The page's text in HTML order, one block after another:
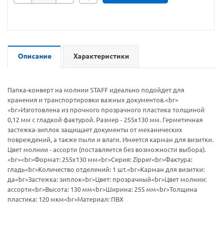
Описание Характеристики
Папка-конверт на молнии STAFF идеально подойдет для
хранения и транспортировки важных документов.<br>
<br>Изготовлена из прочного прозрачного пластика толщиной
0,12 мм с гладкой фактурой. Размер - 255х130 мм. Герметичная
застежка-зиплок защищает документы от механических
повреждений, а также пыли и влаги. Имеется карман для визитки.
Цвет молнии - ассорти (поставляется без возможности выбора).
<br><br>Формат: 255x130 мм<br>Серия: Zipper<br>Фактура:
гладь<br>Количество отделений: 1 шт.<br>Карман для визитки:
да<br>Застежка: зиплок<br>Цвет: прозрачный<br>Цвет молнии:
ассорти<br>Высота: 130 мм<br>Ширина: 255 мм<br>Толщина
пластика: 120 мкм<br>Материал: ПВХ